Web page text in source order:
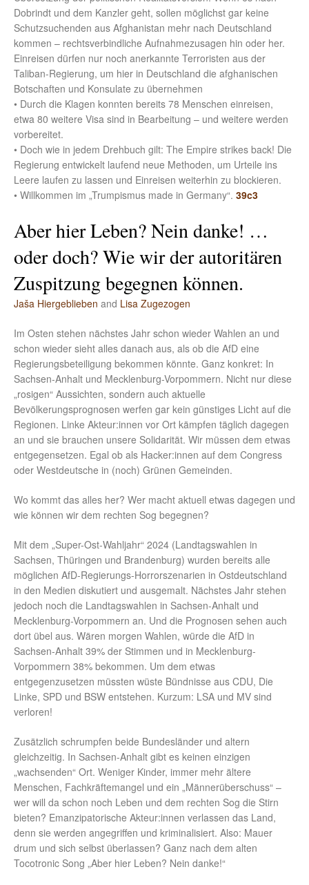
Dobrindt und dem Kanzler geht, sollen möglichst gar keine
Schutzsuchenden aus Afghanistan mehr nach Deutschland
kommen – rechtsverbindliche Aufnahmezusagen hin oder her.
Einreisen dürfen nur noch anerkannte Terroristen aus der
Taliban-Regierung, um hier in Deutschland die afghanischen
Botschaften und Konsulate zu übernehmen
• Durch die Klagen konnten bereits 78 Menschen einreisen,
etwa 80 weitere Visa sind in Bearbeitung – und weitere werden
vorbereitet.
• Doch wie in jedem Drehbuch gilt: The Empire strikes back! Die
Regierung entwickelt laufend neue Methoden, um Urteile ins
Leere laufen zu lassen und Einreisen weiterhin zu blockieren.
• Willkommen im „Trumpismus made in Germany“. 39c3
Aber hier Leben? Nein danke! …
oder doch? Wie wir der autoritären
Zuspitzung begegnen können.
Jaša Hiergeblieben and Lisa Zugezogen
Im Osten stehen nächstes Jahr schon wieder Wahlen an und
schon wieder sieht alles danach aus, als ob die AfD eine
Regierungsbeteiligung bekommen könnte. Ganz konkret: In
Sachsen-Anhalt und Mecklenburg-Vorpommern. Nicht nur diese
„rosigen“ Aussichten, sondern auch aktuelle
Bevölkerungsprognosen werfen gar kein günstiges Licht auf die
Regionen. Linke Akteur:innen vor Ort kämpfen täglich dagegen
an und sie brauchen unsere Solidarität. Wir müssen dem etwas
entgegensetzen. Egal ob als Hacker:innen auf dem Congress
oder Westdeutsche in (noch) Grünen Gemeinden.
Wo kommt das alles her? Wer macht aktuell etwas dagegen und
wie können wir dem rechten Sog begegnen?
Mit dem „Super-Ost-Wahljahr“ 2024 (Landtagswahlen in
Sachsen, Thüringen und Brandenburg) wurden bereits alle
möglichen AfD-Regierungs-Horrorszenarien in Ostdeutschland
in den Medien diskutiert und ausgemalt. Nächstes Jahr stehen
jedoch noch die Landtagswahlen in Sachsen-Anhalt und
Mecklenburg-Vorpommern an. Und die Prognosen sehen auch
dort übel aus. Wären morgen Wahlen, würde die AfD in
Sachsen-Anhalt 39% der Stimmen und in Mecklenburg-
Vorpommern 38% bekommen. Um dem etwas
entgegenzusetzen müssten wüste Bündnisse aus CDU, Die
Linke, SPD und BSW entstehen. Kurzum: LSA und MV sind
verloren!
Zusätzlich schrumpfen beide Bundesländer und altern
gleichzeitig. In Sachsen-Anhalt gibt es keinen einzigen
„wachsenden“ Ort. Weniger Kinder, immer mehr ältere
Menschen, Fachkräftemangel und ein „Männerüberschuss“ –
wer will da schon noch Leben und dem rechten Sog die Stirn
bieten? Emanzipatorische Akteur:innen verlassen das Land,
denn sie werden angegriffen und kriminalisiert. Also: Mauer
drum und sich selbst überlassen? Ganz nach dem alten
Tocotronic Song „Aber hier Leben? Nein danke!“